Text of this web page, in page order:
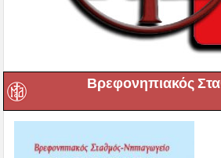
Βρεφονηπιακός